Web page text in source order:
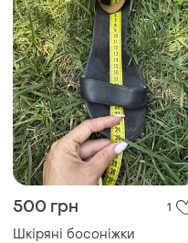
500 грн 1
Шкіряні босоніжки